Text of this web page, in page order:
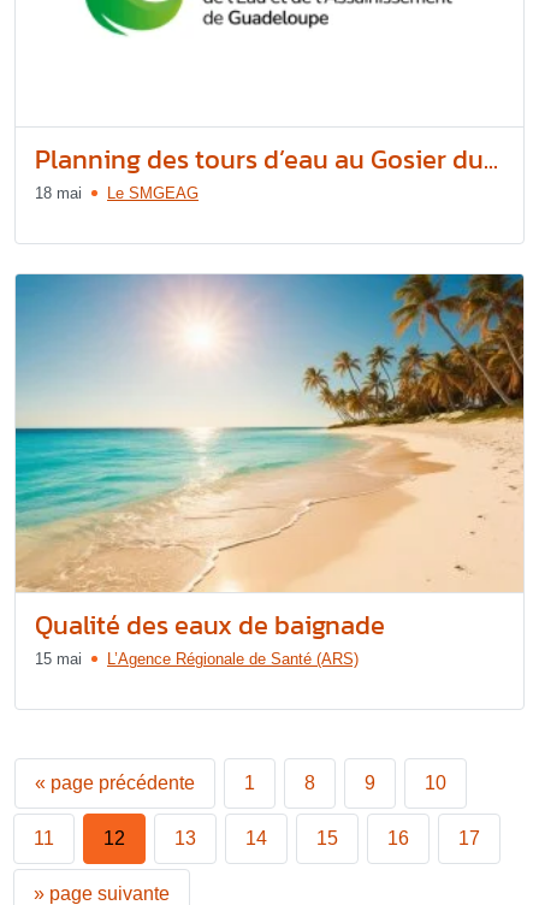
Planning des tours d’eau au Gosier du...
18 mai Le SMGEAG
Qualité des eaux de baignade
15 mai L’Agence Régionale de Santé (ARS)
« page précédente 1 8 9 10
11 12 13 14 15 16 17
» page suivante